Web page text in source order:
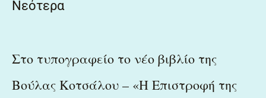
Νεότερα
Στο τυπογραφείο το νέο βιβλίο της
Βούλας Κοτσάλου – «Η Επιστροφή της